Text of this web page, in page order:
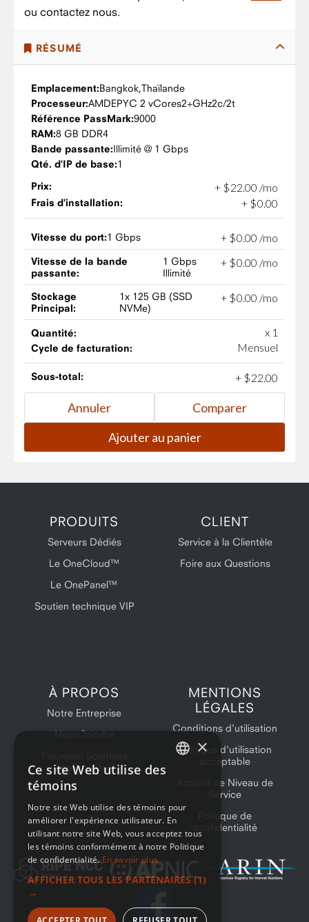
ou contactez nous.
RÉSUMÉ
Emplacement:Bangkok,Thaïlande
Processeur:AMDEPYC 2 vCores2+GHz2c/2t
Référence PassMark:9000
RAM:8 GB DDR4
Bande passante:Illimité @ 1 Gbps
Qté. d'IP de base:1
Prix:
+ $22 00 /mo
Frais d'installation: + $0.00
Vitesse du port:1 Gbps + $0.00 /mo
Vitesse de la bande
passante:
1 Gbps
Illimité
+ $0.00 /mo
Stockage
Principal:
1x 125 GB (SSD
NVMe)
+ $0.00 /mo
Quantité: x 1
Cycle de facturation: Mensuel
Sous-total: + $22.00
PRODUITS
Serveurs Dédiés
Le OneCloud™
Le OnePanel™
Soutien technique VIP
CLIENT
Service à la Clientèle
Foire aux Questions
À PROPOS
Notre Entreprise
Nous Joindre
OneProvider?
MENTIONS
LÉGALES
Conditions d'utilisation
Politique d'utilisation
acceptable
Accord de Niveau de
Service
Politique de
confidentialité
×
Ce site Web utilise des
témoins
Notre site Web utilise des témoins pour
améliorer l'expérience utilisateur. En
utilisant notre site Web, vous acceptez tous
les témoins conformément à notre Politique
de confidentialité. En savoir plus
AFFICHER TOUS LES PARTENAIRES (1)
→